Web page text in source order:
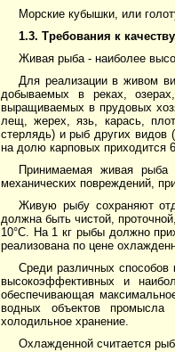
Морские кубышки, или
1.3. Требования к
Живая рыба - наиболее
Для реализации в живом
добываемых в реках,
выращиваемых в прудовых
лещ, жерех, язь, карась,
стерлядь) и рыб других
на долю карповых приходится
Принимаемая живая рыба
механических повреждений,
Живую рыбу сохраняют
должна быть чистой,
10°С. На 1 кг рыбы должно
реализована по цене
Среди различных
высокоэффективных и
обеспечивающая
водных объектов промысла
холодильное хранение.
Охлажденной считается